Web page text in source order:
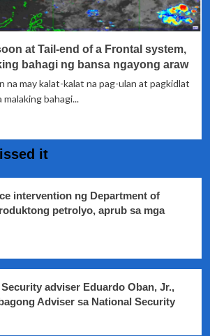
at Tail-end of a Frontal system,
bahagi ng bansa ngayong araw
na may kalat-kalat na pag-ulan at pagkidlat
malaking bahagi...
it
intervention ng Department of
petrolyo, aprub sa mga
adviser Eduardo Oban, Jr.,
Adviser sa National Security